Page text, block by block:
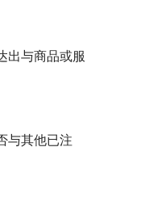
出与商品或服
与其他已注